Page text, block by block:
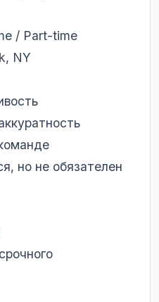
/ Part-time
NY
но не обязателен